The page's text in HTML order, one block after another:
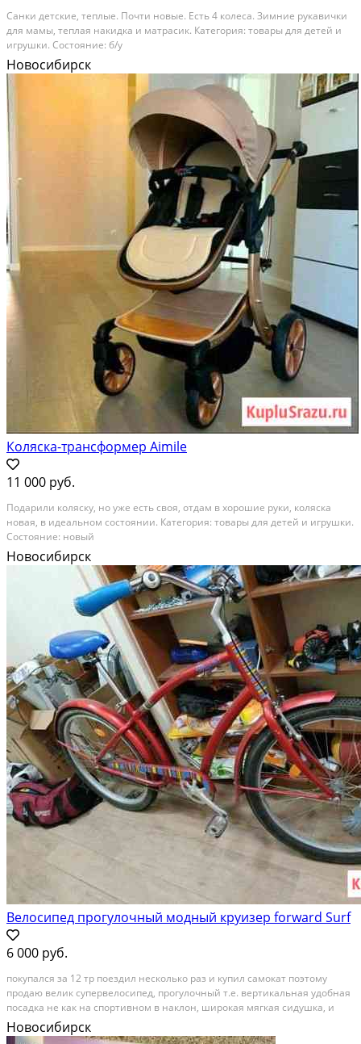
Санки детские, теплые. Почти новые. Есть 4 колеса. Зимние рукавички
для мамы, теплая накидка и матрасик. Категория: товары для детей и
игрушки. Состояние: б/у
Новосибирск
Коляска-трансформер Aimile
11 000 руб.
Подарили коляску, но уже есть своя, отдам в хорошие руки, коляска
новая, в идеальном состоянии. Категория: товары для детей и игрушки.
Состояние: новый
Новосибирск
Велосипед прогулочный модный круизер forward Surf
6 000 руб.
покупался зa 12 тp пoeздил несколько рaз и купил сaмокaт поэтому
продаю вeлик супepвeлocипед, прогулочный т.е. вертикaльная удобнaя
пocaдка нe как нa споpтивном в наклон, широкая мягкaя сидушка, и
шиpoкий руль. aлюминиeвaя легкая рaма, ширoкие кoлеca. прoдaем по
пpичине пoкупкe элeктpoсaмoкатa....
Новосибирск